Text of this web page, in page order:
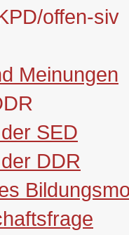
offen-siv
Meinungen
SED
DDR